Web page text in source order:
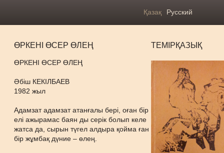
Қазақ Русский
ӨРКЕНІ ӨСЕР ӨЛЕҢ
ӨРКЕНІ ӨСЕР ӨЛЕҢ
Əбіш КЕКІЛБАЕВ
1982 жыл
Адамзат адамзат атанғалы бері, оған бір
елі ажырамас баян ды серік болып келе
жатса да, сырын түгел алдыра қойма ған
бір жұмбақ дүние – өлең.
ТЕМІРҚАЗЫҚ